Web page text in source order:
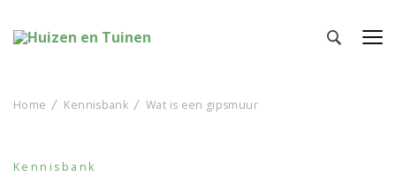
Home Kennisbank Wat is een gipsmuur
Kennisbank